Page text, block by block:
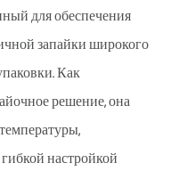
для обеспечения
запайки широкого
Как
решение, она
настройкой